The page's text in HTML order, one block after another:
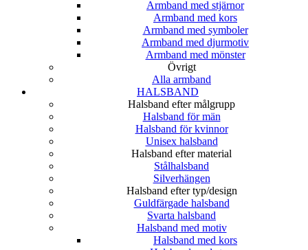
Armband med stjärnor
Armband med kors
Armband med symboler
Armband med djurmotiv
Armband med mönster
Övrigt
Alla armband
HALSBAND
Halsband efter målgrupp
Halsband för män
Halsband för kvinnor
Unisex halsband
Halsband efter material
Stålhalsband
Silverhängen
Halsband efter typ/design
Guldfärgade halsband
Svarta halsband
Halsband med motiv
Halsband med kors